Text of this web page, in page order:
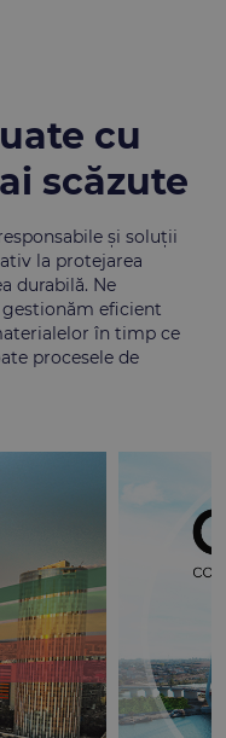
cu
scăzute
și soluții
la protejarea
durabilă. Ne
eficient
în timp ce
procesele de